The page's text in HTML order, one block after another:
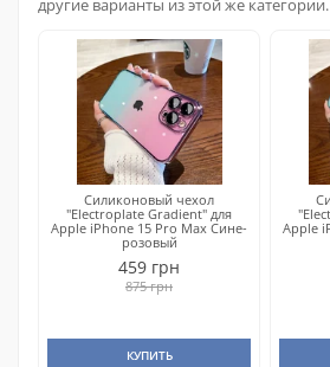
другие варианты из этой же категории.
Силиконовый чехол
"Electroplate Gradient" для
Apple iPhone 15 Pro Max Сине-
розовый
459 грн
875 грн
КУПИТЬ
Apple